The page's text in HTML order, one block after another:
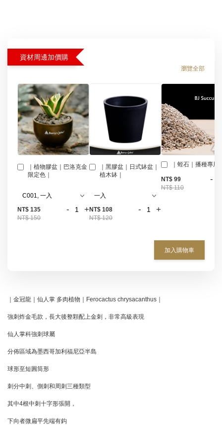
資材周邊加價購
瀏覽全部
｜植物膠盆｜巴洛克金
限定色｜
NT$ 135
NT$ 150
- +
｜黑膠盆｜日式缽盆｜
植木缽｜
NT$ 108
NT$ 120
- +
｜蛭石｜播種專用
NT$ 99
NT$ 110
-
加入購物車
｜金冠龍｜仙人掌 多肉植物｜Ferocactus chrysacanthus｜
強刺炸金毛款，長大後整顆配上金刺，非常高級表現
仙人掌科強刺球屬
分佈區域為墨西哥加利福尼亞半島
球形至短圓筒形
刺分中刺、側刺和周刺三種類型
其中4根中刺十字形張開，
下向者微扁平先端有鈎